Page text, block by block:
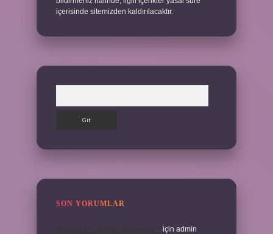
içerisinde sitemizden kaldırılacaktır.
SON YORUMLAR
için admin